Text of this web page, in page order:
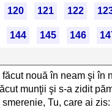
120 121 122
144 145 146
nouă în neam şi în
munţii şi s-a zidit
Tu, care ai